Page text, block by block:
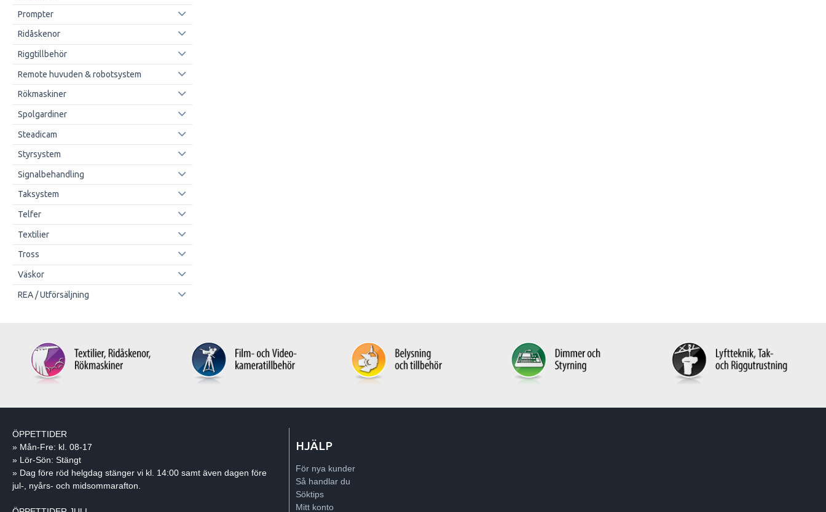
Prompter
Ridåskenor
Riggtillbehör
Remote huvuden & robotsystem
Rökmaskiner
Spolgardiner
Steadicam
Styrsystem
Signalbehandling
Taksystem
Telfer
Textilier
Tross
Väskor
REA / Utförsäljning
ÖPPETTIDER
» Mån-Fre: kl. 08-17
» Lör-Sön: Stängt
» Dag före röd helgdag stänger vi kl. 14:00 samt även dagen före
jul-, nyårs- och midsommarafton.
HJÄLP
För nya kunder
Så handlar du
Söktips
Mitt konto